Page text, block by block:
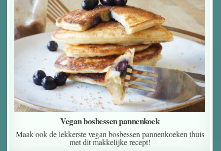
Vegan bosbessen pannenkoek
Maak ook de lekkerste vegan bosbessen pannenkoeken thuis
met dit makkelijke recept!